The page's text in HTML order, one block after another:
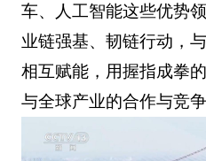
车、人工智能这些优势
业链强基、韧链行动，
相互赋能，用握指成拳
与全球产业的合作与竞争